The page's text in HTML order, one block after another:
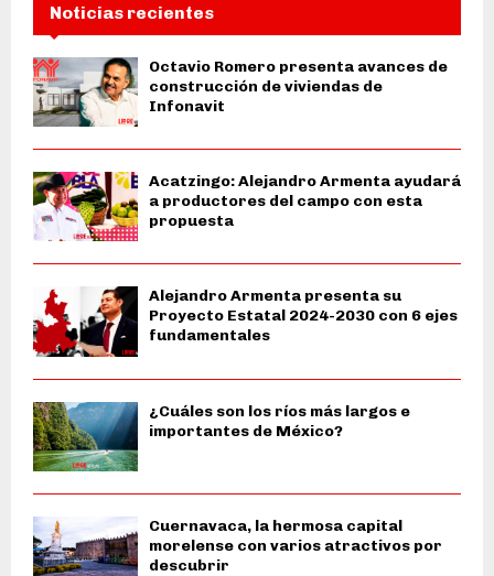
Noticias recientes
Octavio Romero presenta avances de
construcción de viviendas de
Infonavit
Acatzingo: Alejandro Armenta ayudará
a productores del campo con esta
propuesta
Alejandro Armenta presenta su
Proyecto Estatal 2024-2030 con 6 ejes
fundamentales
¿Cuáles son los ríos más largos e
importantes de México?
Cuernavaca, la hermosa capital
morelense con varios atractivos por
descubrir